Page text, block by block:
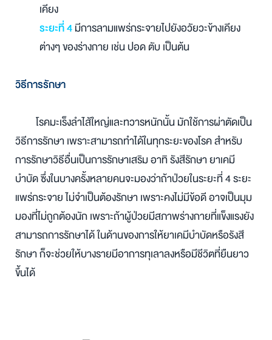
เคียง
ระยะที่ 4มีการลามแพร่กระจายไปยังอวัยวะข้างเคียง
ต่างๆ ของร่างกาย เช่น ปอด ตับ เป็นต้น
วิธีการรักษา
โรคมะเร็งลำไส้ใหญ่และทวารหนักนั้น มักใช้การผ่าตัดเป็น
วิธีการรักษา เพราะสามารถทำได้ในทุกระยะของโรค สำหรับ
การรักษาวิธีอื่นเป็นการรักษาเสริม อาทิ รังสีรักษา ยาเคมี
บำบัด ซึ่งในบางครั้งหลายคนจะมองว่าถ้าป่วยในระยะที่ 4 ระยะ
แพร่กระจาย ไม่จำเป็นต้องรักษา เพราะคงไม่มีข้อดี อาจเป็นมุม
มองที่ไม่ถูกต้องนัก เพราะถ้าผู้ป่วยมีสภาพร่างกายที่แข็งแรงยัง
สามารถการรักษาได้ ในด้านของการให้ยาเคมีบำบัดหรือรังสี
รักษา ก็จะช่วยให้บางรายมีอาการทุเลาลงหรือมีชีวิตที่ยืนยาว
ขึ้นได้